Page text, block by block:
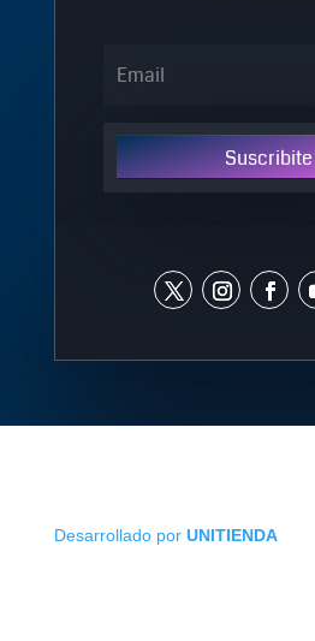
Suscribite
Desarrollado por UNITIENDA